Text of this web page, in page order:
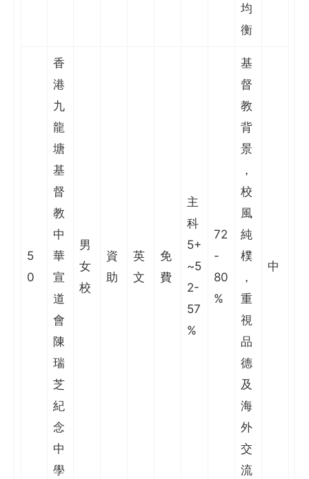
均
衡
5
0
香
港
九
龍
塘
基
督
教
中
華
宣
道
會
陳
瑞
芝
紀
念
中
學
男
女
校
資
助
英
文
免
費
主
科
5+
~5
2-
57
%
72
-
80
%
基
督
教
背
景
，
校
風
純
樸
，
重
視
品
德
及
海
外
交
流
中